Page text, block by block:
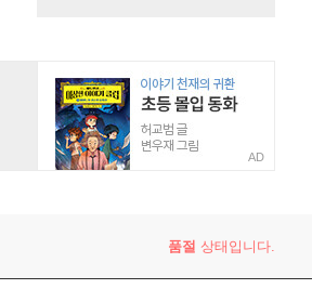
AD
품절 상태입니다.